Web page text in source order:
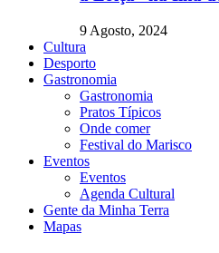
9 Agosto, 2024
Cultura
Desporto
Gastronomia
Gastronomia
Pratos Típicos
Onde comer
Festival do Marisco
Eventos
Eventos
Agenda Cultural
Gente da Minha Terra
Mapas